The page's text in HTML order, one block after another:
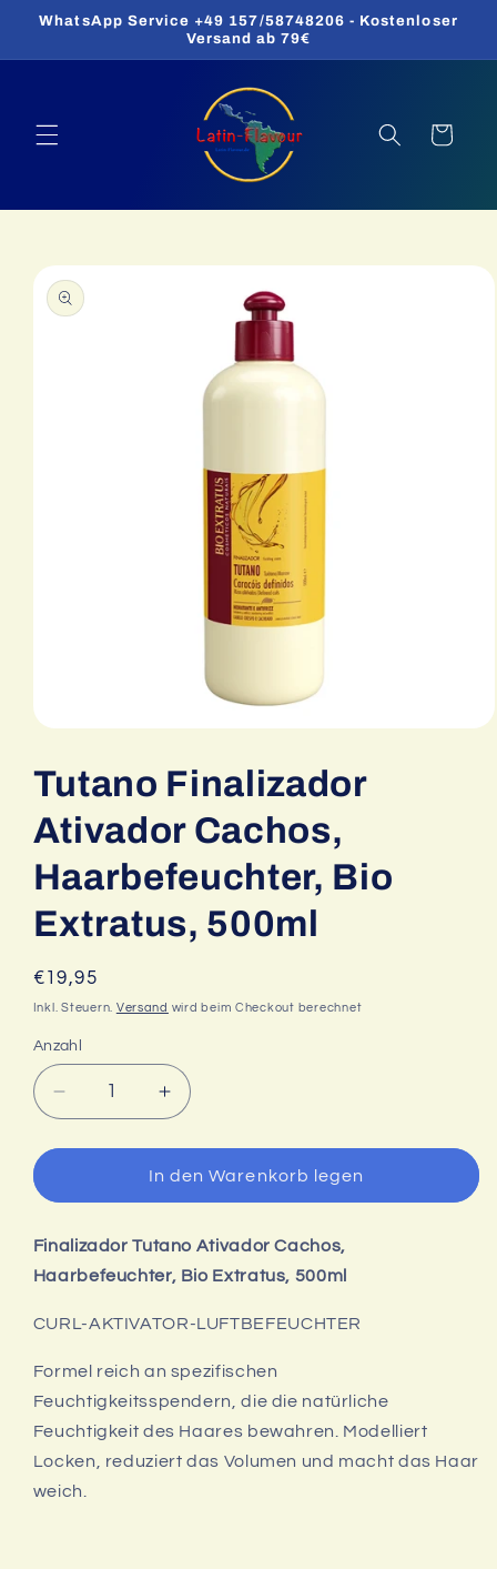
zum
WhatsApp Service +49 157/58748206 - Kostenloser
Versand ab 79€
Warenkorb
Modal
öffnen
Tutano Finalizador
Ativador Cachos,
Haarbefeuchter, Bio
Extratus, 500ml
Normaler
Preis
€19,95
Inkl. Steuern. Versand wird beim Checkout berechnet
Anzahl
Verringere
die
Finalizador
Cachos,
Haarbefeuchter,
500ml
Erhöhe
die
Tutano
Finalizador
Cachos,
Haarbefeuchter,
Bio
500ml
In den Warenkorb legen
Finalizador Tutano Ativador Cachos,
Haarbefeuchter, Bio Extratus, 500ml
CURL-AKTIVATOR-LUFTBEFEUCHTER
Formel reich an spezifischen
Feuchtigkeitsspendern, die die natürliche
Feuchtigkeit des Haares bewahren. Modelliert
Locken, reduziert das Volumen und macht das Haar
weich.